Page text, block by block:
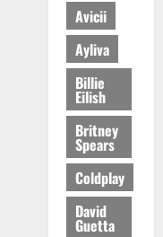
Avicii
Ayliva
Billie
Eilish
Britney
Spears
Coldplay
David
Guetta